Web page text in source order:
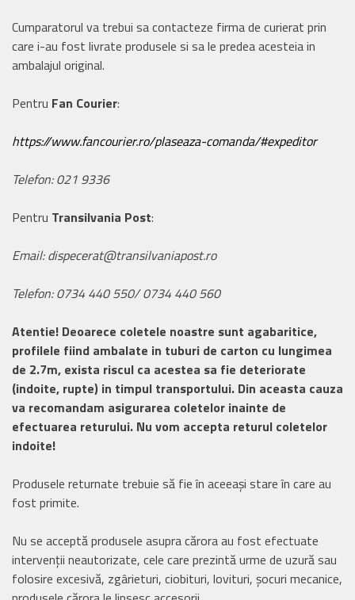
Cumparatorul va trebui sa contacteze firma de curierat prin
care i-au fost livrate produsele si sa le predea acesteia in
ambalajul original.
Pentru Fan Courier:
https://www.fancourier.ro/plaseaza-comanda/#expeditor
Telefon: 021 9336
Pentru Transilvania Post:
Email: dispecerat@transilvaniapost.ro
Telefon: 0734 440 550/ 0734 440 560
Atentie! Deoarece coletele noastre sunt agabaritice,
profilele fiind ambalate in tuburi de carton cu lungimea
de 2.7m, exista riscul ca acestea sa fie deteriorate
(indoite, rupte) in timpul transportului. Din aceasta cauza
va recomandam asigurarea coletelor inainte de
efectuarea returului. Nu vom accepta returul coletelor
indoite!
Produsele returnate trebuie să fie în aceeași stare în care au
fost primite.
Nu se acceptă produsele asupra cărora au fost efectuate
intervenții neautorizate, cele care prezintă urme de uzură sau
folosire excesivă, zgârieturi, ciobituri, lovituri, șocuri mecanice,